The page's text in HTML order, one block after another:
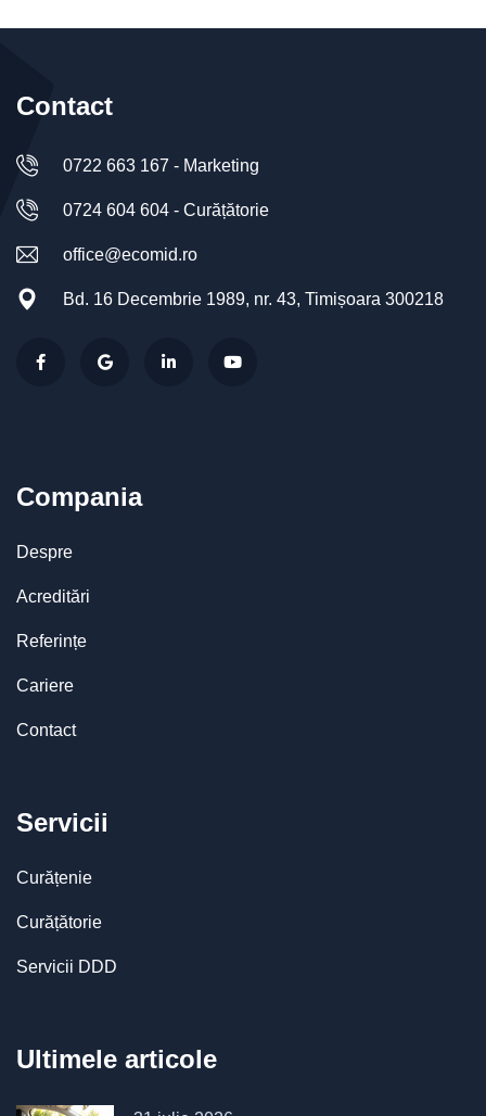
Contact
0722 663 167 - Marketing
0724 604 604 - Curățătorie
office@ecomid.ro
Bd. 16 Decembrie 1989, nr. 43, Timișoara 300218
Compania
Despre
Acreditări
Referințe
Cariere
Contact
Servicii
Curățenie
Curățătorie
Servicii DDD
Ultimele articole